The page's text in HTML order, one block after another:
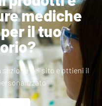
mediche
il tuo
sezione del sito e ottieni il